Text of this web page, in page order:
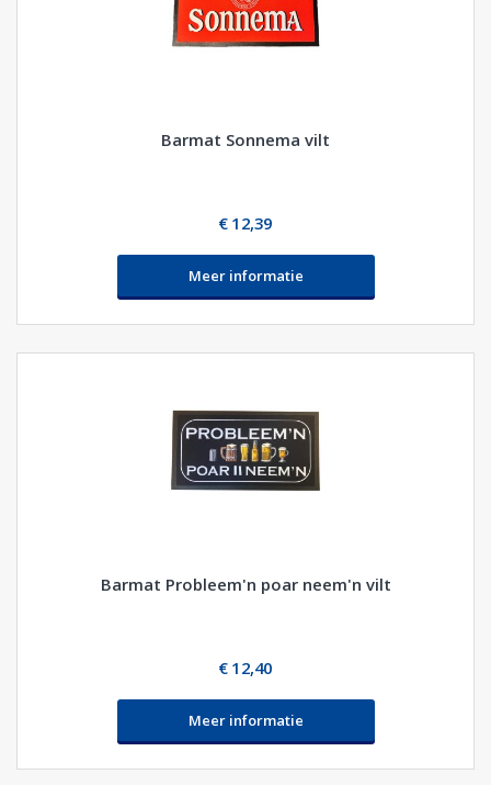
Barmat Sonnema vilt
€ 12,39
Meer informatie
Barmat Probleem'n poar neem'n vilt
€ 12,40
Meer informatie